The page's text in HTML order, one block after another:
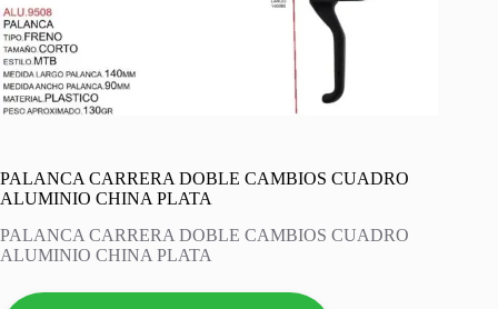
PALANCA CARRERA DOBLE CAMBIOS CUADRO
ALUMINIO CHINA PLATA
PALANCA CARRERA DOBLE CAMBIOS CUADRO
ALUMINIO CHINA PLATA